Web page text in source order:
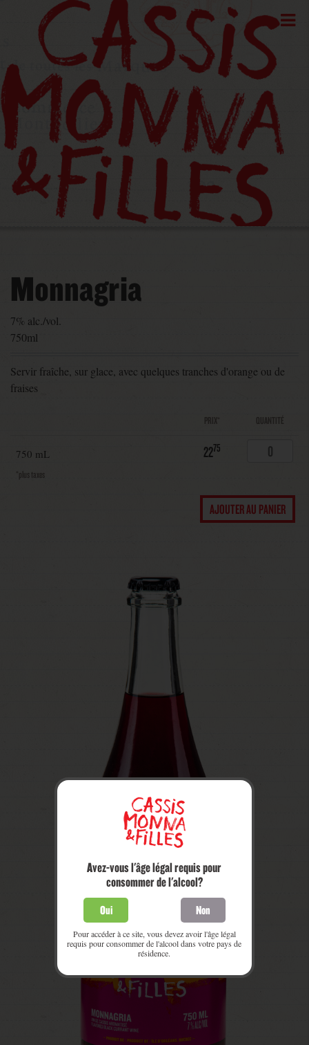
Monnagria
7% alc./vol.
750ml
Servir fraîche, sur glace, avec quelques tranches d'orange ou de
fraises
PRIX* QUANTITÉ
750 mL 2275
*plus taxes
Avez-vous l'âge légal requis pour
consommer de l'alcool?
Oui Non
Pour accéder à ce site, vous devez avoir l'âge légal
requis pour consommer de l'alcool dans votre pays de
résidence.